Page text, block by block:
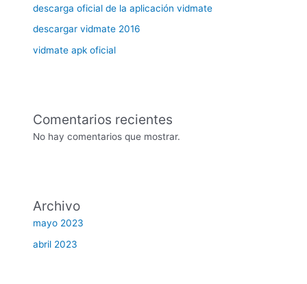
descarga oficial de la aplicación vidmate
descargar vidmate 2016
vidmate apk oficial
Comentarios recientes
No hay comentarios que mostrar.
Archivo
mayo 2023
abril 2023